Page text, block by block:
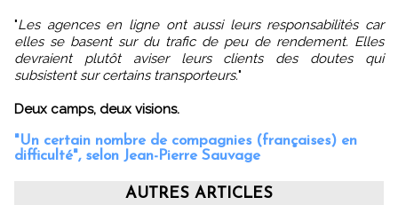
"Les agences en ligne ont aussi leurs responsabilités car
elles se basent sur du trafic de peu de rendement. Elles
devraient plutôt aviser leurs clients des doutes qui
subsistent sur certains transporteurs."
Deux camps, deux visions.
"Un certain nombre de compagnies (françaises) en
difficulté", selon Jean-Pierre Sauvage
AUTRES ARTICLES